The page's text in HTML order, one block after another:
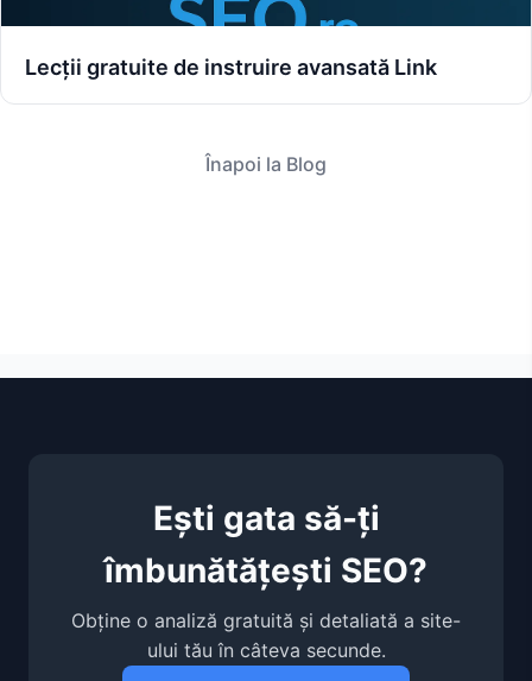
Lecții gratuite de instruire avansată Link
Înapoi la Blog
Ești gata să-ți
îmbunătățești SEO?
Obține o analiză gratuită și detaliată a site-
ului tău în câteva secunde.